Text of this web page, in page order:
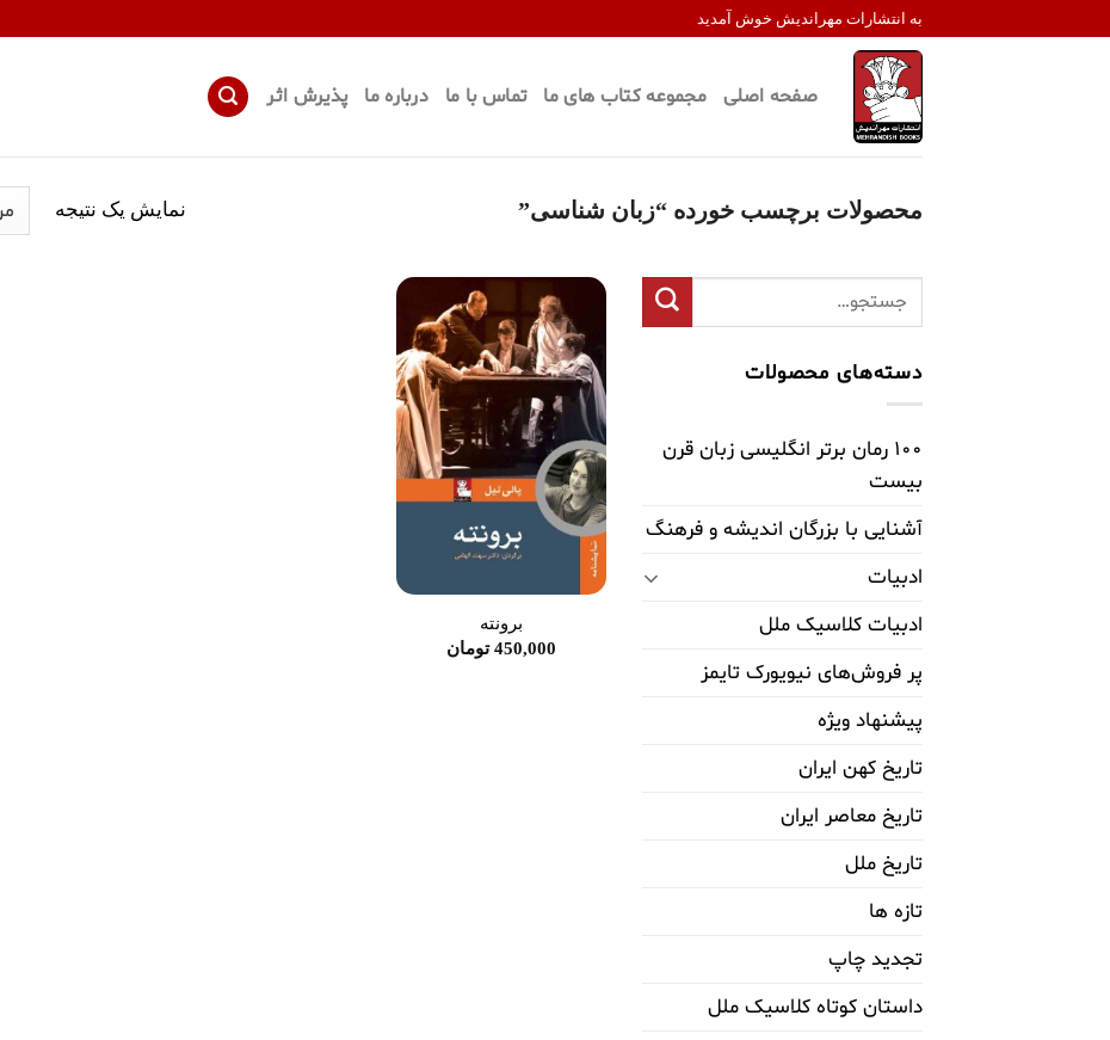
به انتشارات مهراندیش خوش آمدید
صفحه اصلی مجموعه کتاب های ما تماس با ما درباره ما پذیرش اثر
محصولات برچسب خورده “زبان شناسی” نمایش یک نتیجه
جستجو
برای:
دسته‌های محصولات
۱۰۰ رمان برتر انگلیسی زبان قرن
بیست
آشنایی با بزرگان اندیشه و فرهنگ
ادبیات
ادبیات کلاسیک ملل
پر فروش‌های نیویورک تایمز
پیشنهاد ویژه
تاریخ کهن ایران
تاریخ معاصر ایران
تاریخ ملل
تازه ها
تجدید چاپ
داستان کوتاه کلاسیک ملل
افزودن
به
علاقه
مندی
ها
برونته
450,000 تومان